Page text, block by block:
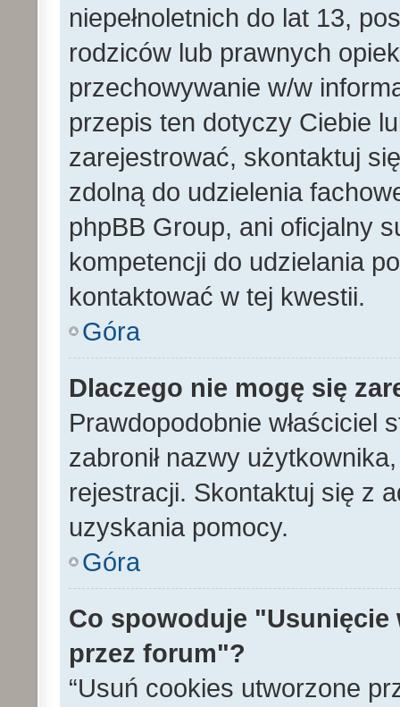
niepełnoletnich do lat 13,
rodziców lub prawnych
przechowywanie w/w
przepis ten dotyczy Ciebie
zarejestrować, skontaktuj
zdolną do udzielenia
phpBB Group, ani oficjalny
kompetencji do udzielania
kontaktować w tej kwestii.
Góra
Dlaczego nie mogę się
Prawdopodobnie właściciel
zabronił nazwy
rejestracji. Skontaktuj się z
uzyskania pomocy.
Góra
Co spowoduje
przez forum"?
“Usuń cookies utworzone